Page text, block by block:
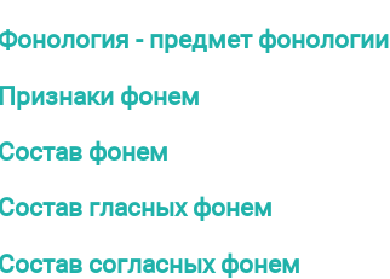
- предмет фонологии
Признаки фонем
Состав фонем
Состав гласных фонем
Состав согласных фонем